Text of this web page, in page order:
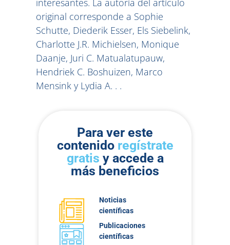
original corresponde a Sophie
Schutte, Diederik Esser, Els Siebelink,
Charlotte J.R. Michielsen, Monique
Daanje, Juri C. Matualatupauw,
Hendriek C. Boshuizen, Marco
Mensink y Lydia A. . .
Para ver este
contenido regístrate
gratis y accede a
más beneficios
Noticias
científicas
Publicaciones
científicas